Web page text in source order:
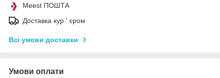
Meest ПОШТА
Доставка кур ' єром
Всі умови доставки
Умови оплати